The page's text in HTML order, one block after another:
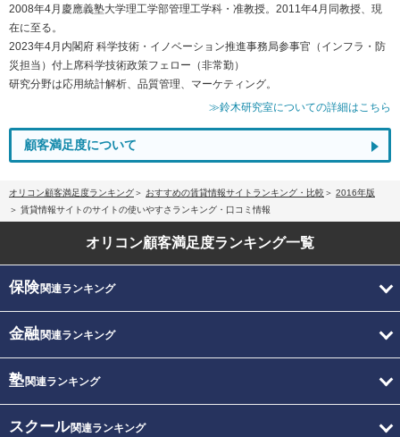
2008年4月慶應義塾大学理工学部管理工学科・准教授。2011年4月同教授、現
在に至る。
2023年4月内閣府 科学技術・イノベーション推進事務局参事官（インフラ・防
災担当）付上席科学技術政策フェロー（非常勤）
研究分野は応用統計解析、品質管理、マーケティング。
≫鈴木研究室についての詳細はこちら
顧客満足度について
オリコン顧客満足度ランキング おすすめの賃貸情報サイトランキング・比較
2016年版
賃貸情報サイトのサイトの使いやすさランキング・口コミ情報
オリコン顧客満足度ランキング一覧
保険関連ランキング
金融関連ランキング
塾関連ランキング
スクール関連ランキング